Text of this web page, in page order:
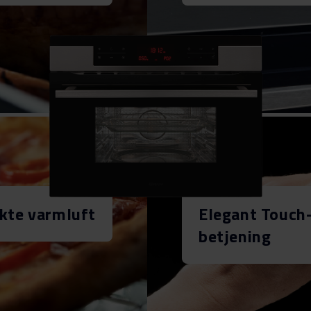
varmluft
Elegant
betjening